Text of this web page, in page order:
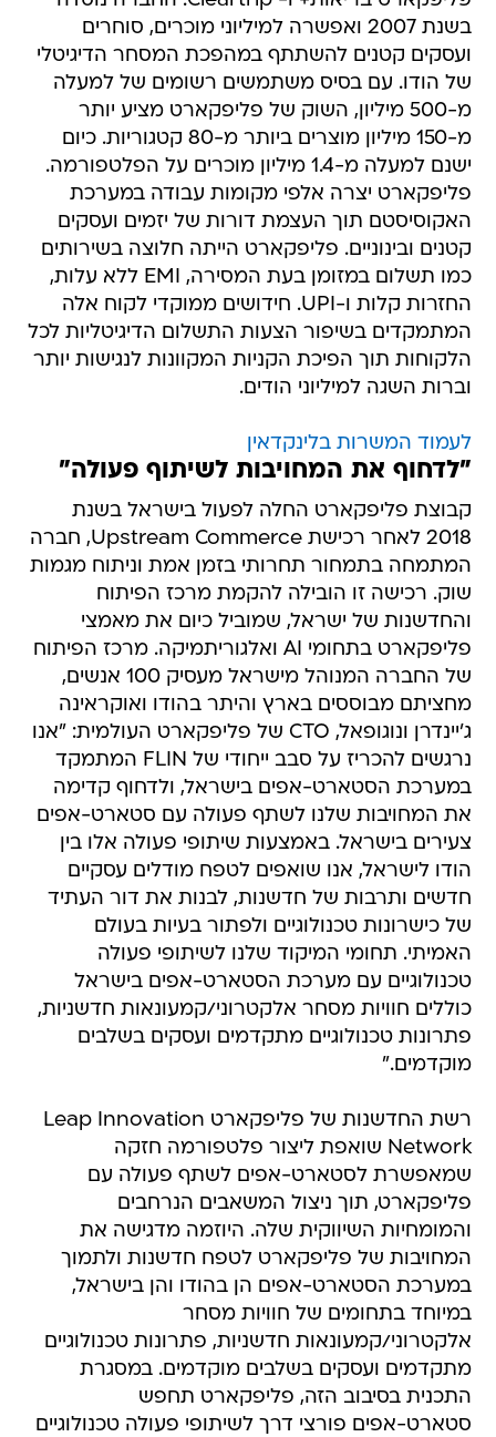
בשנת 2007 ואפשרה למיליוני מוכרים, סוחרים
ועסקים קטנים להשתתף במהפכת המסחר הדיגיטלי
של הודו. עם בסיס משתמשים רשומים של למעלה
מ-500 מיליון, השוק של פליפקארט מציע יותר
מ-150 מיליון מוצרים ביותר מ-80 קטגוריות. כיום
ישנם למעלה מ-1.4 מיליון מוכרים על הפלטפורמה.
פליפקארט יצרה אלפי מקומות עבודה במערכת
האקוסיסטם תוך העצמת דורות של יזמים ועסקים
קטנים ובינוניים. פליפקארט הייתה חלוצה בשירותים
כמו תשלום במזומן בעת המסירה, EMI ללא עלות,
החזרות קלות ו-UPI. חידושים ממוקדי לקוח אלה
המתמקדים בשיפור הצעות התשלום הדיגיטליות לכל
הלקוחות תוך הפיכת הקניות המקוונות לנגישות יותר
וברות השגה למיליוני הודים.
לעמוד המשרות בלינקדאין
"לדחוף את המחויבות לשיתוף פעולה"
קבוצת פליפקארט החלה לפעול בישראל בשנת
2018 לאחר רכישת Upstream Commerce, חברה
המתמחה בתמחור תחרותי בזמן אמת וניתוח מגמות
שוק. רכישה זו הובילה להקמת מרכז הפיתוח
והחדשנות של ישראל, שמוביל כיום את מאמצי
פליפקארט בתחומי AI ואלגוריתמיקה. מרכז הפיתוח
של החברה המנוהל מישראל מעסיק 100 אנשים,
מחציתם מבוססים בארץ והיתר בהודו ואוקראינה
ג'יינדרן ונוגופאל, CTO של פליפקארט העולמית: "אנו
נרגשים להכריז על סבב ייחודי של FLIN המתמקד
במערכת הסטארט-אפים בישראל, ולדחוף קדימה
את המחויבות שלנו לשתף פעולה עם סטארט-אפים
צעירים בישראל. באמצעות שיתופי פעולה אלו בין
הודו לישראל, אנו שואפים לטפח מודלים עסקיים
חדשים ותרבות של חדשנות, לבנות את דור העתיד
של כישרונות טכנולוגיים ולפתור בעיות בעולם
האמיתי. תחומי המיקוד שלנו לשיתופי פעולה
טכנולוגיים עם מערכת הסטארט-אפים בישראל
כוללים חוויות מסחר אלקטרוני/קמעונאות חדשניות,
פתרונות טכנולוגיים מתקדמים ועסקים בשלבים
מוקדמים."
רשת החדשנות של פליפקארט Leap Innovation
Network שואפת ליצור פלטפורמה חזקה
שמאפשרת לסטארט-אפים לשתף פעולה עם
פליפקארט, תוך ניצול המשאבים הנרחבים
והמומחיות השיווקית שלה. היוזמה מדגישה את
המחויבות של פליפקארט לטפח חדשנות ולתמוך
במערכת הסטארט-אפים הן בהודו והן בישראל,
במיוחד בתחומים של חוויות מסחר
אלקטרוני/קמעונאות חדשניות, פתרונות טכנולוגיים
מתקדמים ועסקים בשלבים מוקדמים. במסגרת
התכנית בסיבוב הזה, פליפקארט תחפש
סטארט-אפים פורצי דרך לשיתופי פעולה טכנולוגיים